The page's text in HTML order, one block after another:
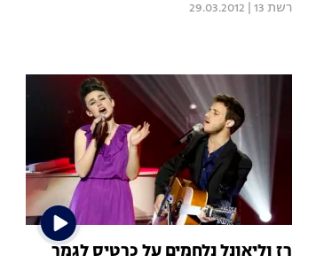
רשת 13 29.03.2012
רז וליאונל נלחמים על כרטיס לגמר